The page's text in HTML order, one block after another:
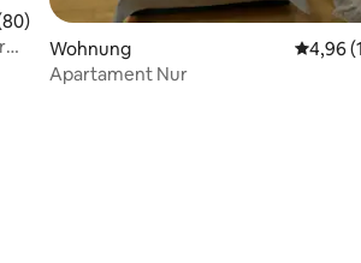
Bewertung: 4,91 von 5, 80
Wohnung
4,96
Apartament Nur